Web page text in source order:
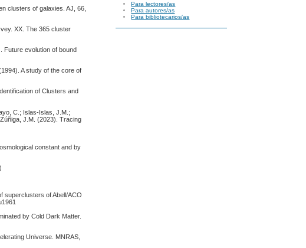
Para lectores/as
Para autores/as
Para bibliotecarios/as
clusters of galaxies. AJ, 66,
XX. The 365 cluster
Future evolution of bound
A study of the core of
of Clusters and
C.; Islas-Islas, J.M.;
J.M. (2023). Tracing
constant and by
superclusters of Abell/ACO
by Cold Dark Matter.
Universe. MNRAS,